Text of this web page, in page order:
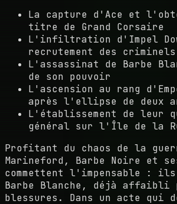
La capture d'Ace et
titre de Grand Corsaire
L'infiltration d'Impel
recrutement des
L'assassinat de Barbe
de son pouvoir
L'ascension au rang
après l'ellipse de deux
L'établissement de leur
général sur l'Île de la
Profitant du chaos de la
Marineford, Barbe Noire et
commettent l'impensable : ils
Barbe Blanche, déjà affaibli
blessures. Dans un acte qui